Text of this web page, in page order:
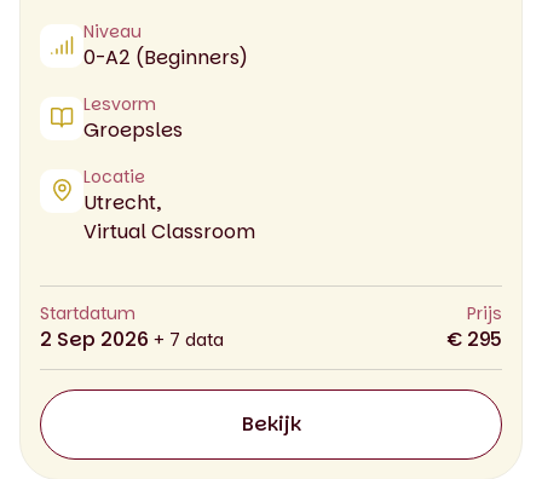
Niveau
0-A2 (Beginners)
Lesvorm
Groepsles
Locatie
Utrecht,
Virtual Classroom
Startdatum
2 Sep 2026 + 7 data
Prijs
€ 295
Bekijk